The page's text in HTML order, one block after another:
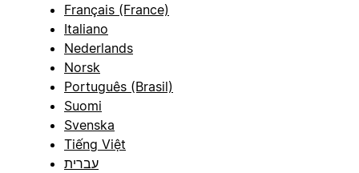
Français (France)
Italiano
Nederlands
Norsk
Português (Brasil)
Suomi
Svenska
Tiếng Việt
עברית